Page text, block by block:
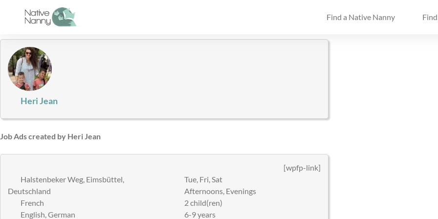
Find a Native Nanny
Heri Jean
Job Ads created by Heri Jean
[wpfp-link]
Halstenbeker Weg, Eimsbüttel,
Deutschland
French
English, German
Tue, Fri, Sat
Afternoons, Evenings
2 child(ren)
6-9 years